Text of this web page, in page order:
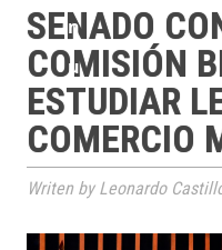
n
u
SENADO
COMISIÓN
ESTUDIAR
COMERCIO
Writen by Leonardo